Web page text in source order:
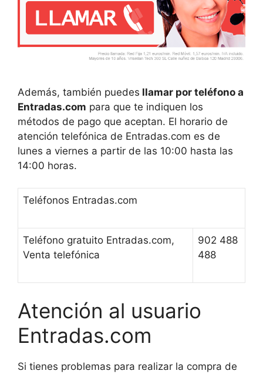
Además, también puedes llamar por teléfono a
Entradas.com para que te indiquen los
métodos de pago que aceptan. El horario de
atención telefónica de Entradas.com es de
lunes a viernes a partir de las 10:00 hasta las
14:00 horas.
Teléfonos Entradas.com
Teléfono gratuito Entradas.com,
Venta telefónica
902 488
488
Atención al usuario
Entradas.com
Si tienes problemas para realizar la compra de